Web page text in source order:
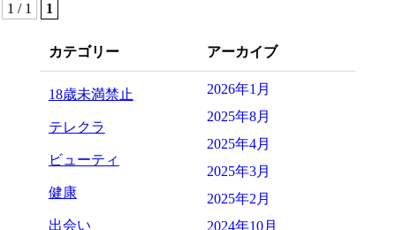
1 / 1 1
カテゴリー
18歳未満禁止
テレクラ
ビューティ
健康
出会い
アーカイブ
2026年1月
2025年8月
2025年4月
2025年3月
2025年2月
2024年10月